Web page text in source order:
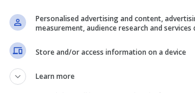
giocatore degli emiliani:
Si vedeva
la partita giusta, abbiamo portato
tutti uniti. Siamo in un
perché si dicevano tantissime
conta è restare tutti insieme.”
Personalised advertising and content,
measurement, audience research and services
Store and/or access information on a device
Learn more